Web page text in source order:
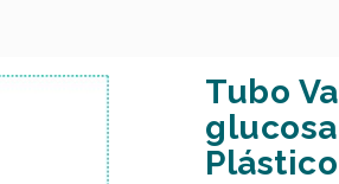
Tubo